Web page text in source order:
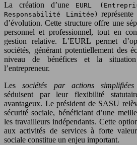
La création d’une
EURL
Responsabilité Limitée)
d’évolution. Cette structure offre une
personnel et professionnel, tout en
gestion relative. L’EURL permet
sociétés, générant potentiellement des
niveau de bénéfices et la
l’entrepreneur.
Lessociétés par actions simplifiées
séduisent par leur flexibilité
avantageux. Le président de SASU
sécurité sociale, bénéficiant d’une
les travailleurs indépendants. Cette
aux activités de services à forte
sociale constitue un enjeu important.